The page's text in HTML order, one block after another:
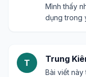
Mình thấy
dụng trong
T Trung
Bài viết